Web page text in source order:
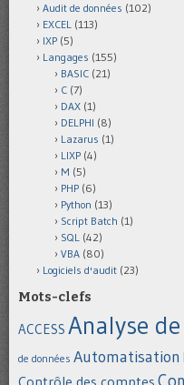
Audit de données (102)
EXCEL (113)
IXP (5)
Langages (155)
BASIC (21)
C (7)
DAX (1)
DELPHI (8)
Lazarus (1)
LIXP (4)
M (5)
PHP (6)
Python (13)
Script Batch (1)
SQL (42)
VBA (80)
Logiciels d'audit (23)
Mots-clefs
ACCESS Analyse
de données Automatisation